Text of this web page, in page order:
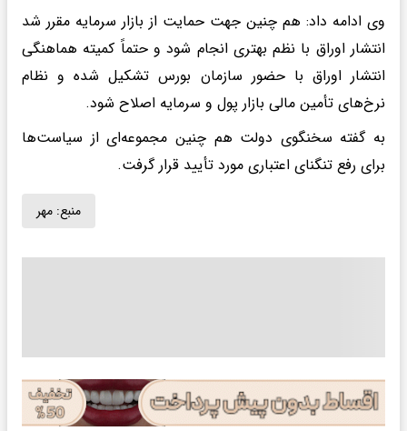
وی ادامه داد: هم چنین جهت حمایت از بازار سرمایه مقرر شد
انتشار اوراق با نظم بهتری انجام شود و حتماً کمیته هماهنگی
انتشار اوراق با حضور سازمان بورس تشکیل شده و نظام
نرخ‌های تأمین مالی بازار پول و سرمایه اصلاح شود.
به گفته سخنگوی دولت هم چنین مجموعه‌ای از سیاست‌ها
برای رفع تنگنای اعتباری مورد تأیید قرار گرفت.
منبع: مهر